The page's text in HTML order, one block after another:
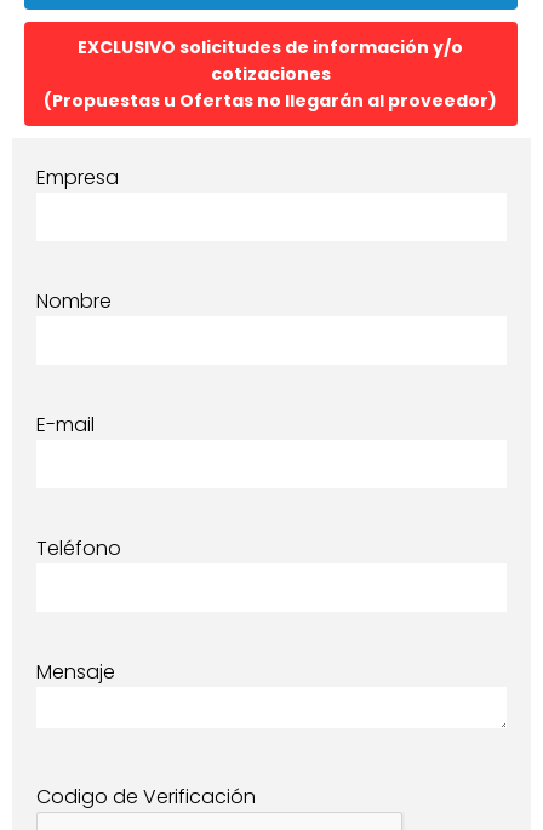
EXCLUSIVO solicitudes de información y/o
cotizaciones
(Propuestas u Ofertas no llegarán al proveedor)
Empresa
Nombre
E-mail
Teléfono
Mensaje
Codigo de Verificación